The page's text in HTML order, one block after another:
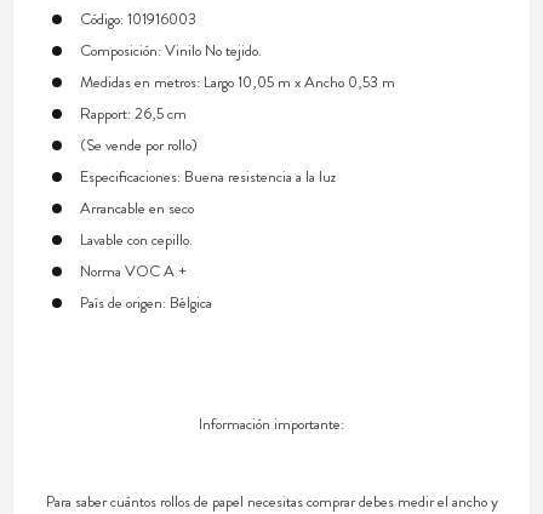
Código: 101916003
Composición: Vinilo No tejido.
Medidas en metros: Largo 10,05 m x Ancho 0,53 m
Rapport: 26,5 cm
(Se vende por rollo)
Especificaciones: Buena resistencia a la luz
Arrancable en seco
Lavable con cepillo.
Norma VOC A +
País de origen: Bélgica
Información importante:
Para saber cuántos rollos de papel necesitas comprar debes medir el ancho y